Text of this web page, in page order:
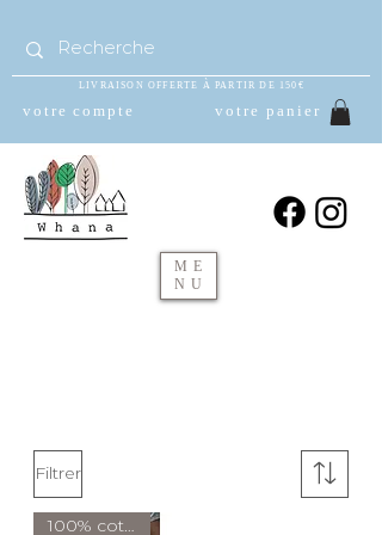
LIVRAISON OFFERTE À PARTIR DE 150€
votre compte votre panier
ME
NU
Filtrer